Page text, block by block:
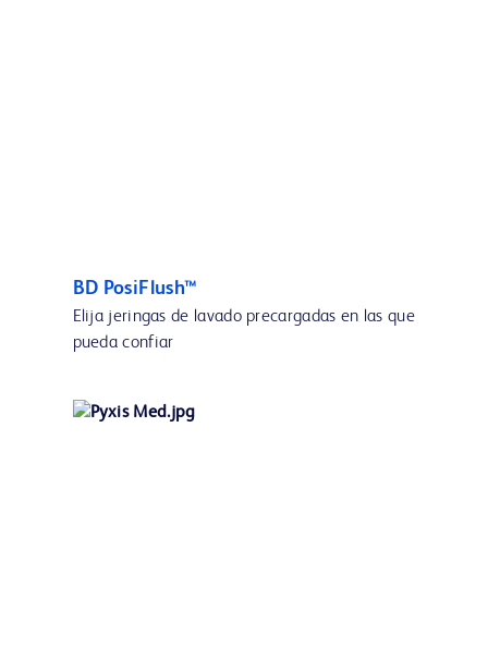
BD PosiFlush™
Elija jeringas de lavado precargadas en las que
pueda confiar